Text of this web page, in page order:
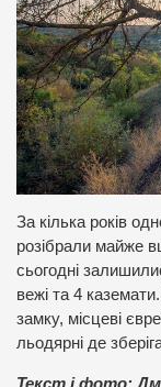
За кілька років
розібрали майже
сьогодні
вежі та 4
замку, місцеві
льодярні де